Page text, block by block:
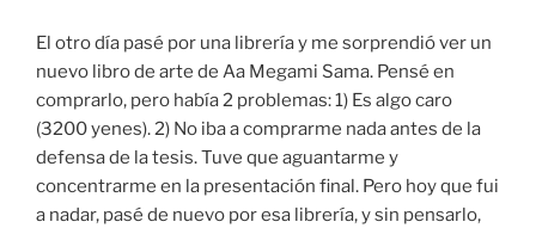
El otro día pasé por una librería y me sorprendió ver un
nuevo libro de arte de Aa Megami Sama. Pensé en
comprarlo, pero había 2 problemas: 1) Es algo caro
(3200 yenes). 2) No iba a comprarme nada antes de la
defensa de la tesis. Tuve que aguantarme y
concentrarme en la presentación final. Pero hoy que fui
a nadar, pasé de nuevo por esa librería, y sin pensarlo,